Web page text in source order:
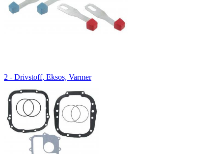
2 - Drivstoff, Eksos, Varmer